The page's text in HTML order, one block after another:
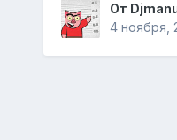
От
4 ноября,